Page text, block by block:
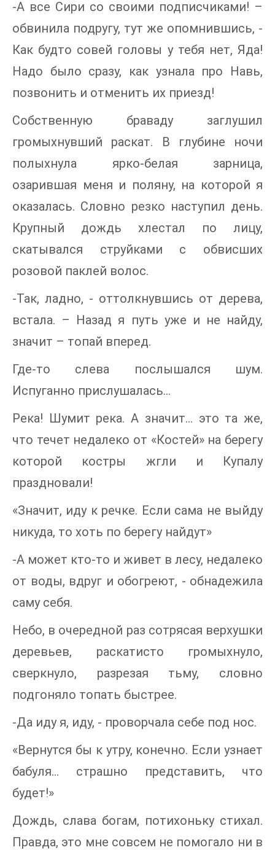
-А все Сири со своими подписчиками! –
обвинила подругу, тут же опомнившись, -
Как будто совей головы у тебя нет, Яда!
Надо было сразу, как узнала про Навь,
позвонить и отменить их приезд!
Собственную браваду заглушил
громыхнувший раскат. В глубине ночи
полыхнула ярко-белая зарница,
озарившая меня и поляну, на которой я
оказалась. Словно резко наступил день.
Крупный дождь хлестал по лицу,
скатывался струйками с обвисших
розовой паклей волос.
-Так, ладно, - оттолкнувшись от дерева,
встала. – Назад я путь уже и не найду,
значит – топай вперед.
Где-то слева послышался шум.
Испуганно прислушалась…
Река! Шумит река. А значит… это та же,
что течет недалеко от «Костей» на берегу
которой костры жгли и Купалу
праздновали!
«Значит, иду к речке. Если сама не выйду
никуда, то хоть по берегу найдут»
-А может кто-то и живет в лесу, недалеко
от воды, вдруг и обогреют, - обнадежила
саму себя.
Небо, в очередной раз сотрясая верхушки
деревьев, раскатисто громыхнуло,
сверкнуло, разрезая тьму, словно
подгоняло топать быстрее.
-Да иду я, иду, - проворчала себе под нос.
«Вернутся бы к утру, конечно. Если узнает
бабуля… страшно представить, что
будет!»
Дождь, слава богам, потихоньку стихал.
Правда, это мне совсем не помогало ни в